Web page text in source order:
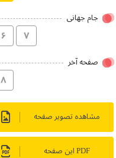
جام جهانی
۶ ۷
صفحه آخر
۸
مشاهده تصویر صفحه
PDF این صفحه